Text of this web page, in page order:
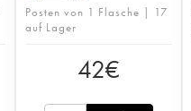
Posten von 1 Flasche | 17
auf Lager
42€